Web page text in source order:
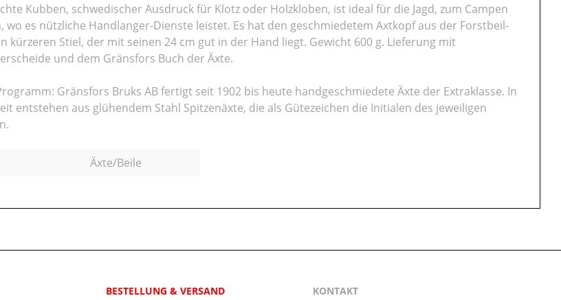
Kubben, schwedischer Ausdruck für Klotz oder Holzkloben, ist ideal für die Jagd, zum Campen
wo es nützliche Handlanger-Dienste leistet. Es hat den geschmiedetem Axtkopf aus der Forstbeil-
kürzeren Stiel, der mit seinen 24 cm gut in der Hand liegt. Gewicht 600 g. Lieferung mit
und dem Gränsfors Buch der Äxte.
Gränsfors Bruks AB fertigt seit 1902 bis heute handgeschmiedete Äxte der Extraklasse. In
entstehen aus glühendem Stahl Spitzenäxte, die als Gütezeichen die Initialen des jeweiligen
Äxte/Beile
BESTELLUNG & VERSAND
KONTAKT